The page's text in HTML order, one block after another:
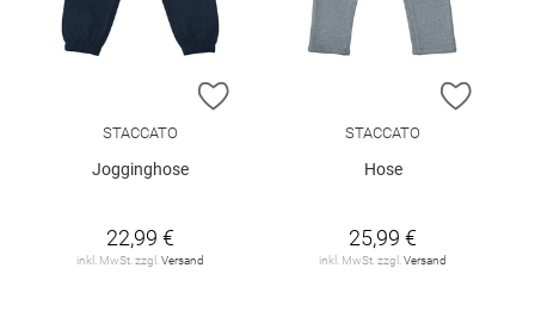
ZUR WUNSCHLISTE HINZUFÜGEN
STACCATO
Jogginghose
22,99 €
inkl. MwSt. zzgl. Versand
ZUR
STACCATO
Hose
25,99 €
inkl. MwSt. zzgl. Versand